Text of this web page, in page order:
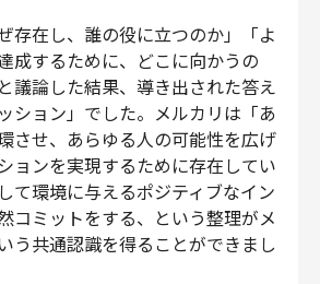
存在し、誰の役に立つのか」「よ
成するために、どこに向かうの
議論した結果、導き出された答え
ション」でした。メルカリは「あ
させ、あらゆる人の可能性を広げ
ョンを実現するために存在してい
て環境に与えるポジティブなイン
コミットをする、という整理がメ
う共通認識を得ることができまし